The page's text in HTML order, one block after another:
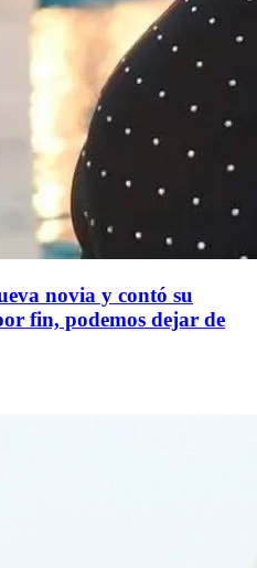
novia y contó su
fin, podemos dejar de